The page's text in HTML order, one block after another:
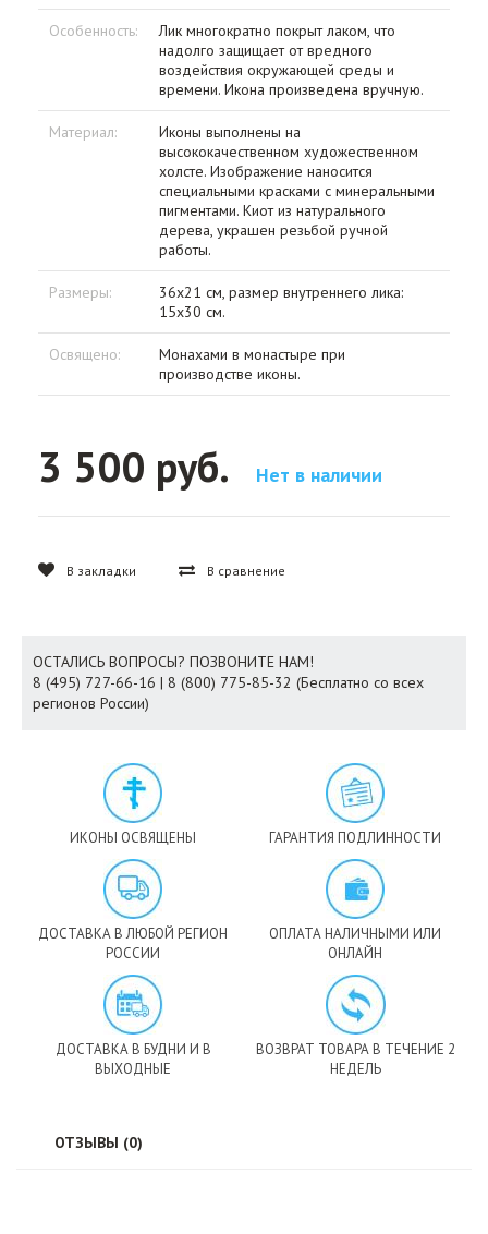
Особенность:
Лик многократно покрыт лаком, что
надолго защищает от вредного
воздействия окружающей среды и
времени. Икона произведена вручную.
Материал:
Иконы выполнены на
высококачественном художественном
холсте. Изображение наносится
специальными красками с минеральными
пигментами. Киот из натурального
дерева, украшен резьбой ручной
работы.
Размеры:
36х21 см, размер внутреннего лика:
15х30 см.
Освящено:
Монахами в монастыре при
производстве иконы.
3 500 руб. Нет в наличии
В закладки В сравнение
ОСТАЛИСЬ ВОПРОСЫ? ПОЗВОНИТЕ НАМ!
8 (495) 727-66-16 | 8 (800) 775-85-32 (Бесплатно со всех
регионов России)
ИКОНЫ ОСВЯЩЕНЫ ГАРАНТИЯ ПОДЛИННОСТИ
ДОСТАВКА В ЛЮБОЙ РЕГИОН
РОССИИ
ОПЛАТА НАЛИЧНЫМИ ИЛИ
ОНЛАЙН
ДОСТАВКА В БУДНИ И В
ВЫХОДНЫЕ
ВОЗВРАТ ТОВАРА В ТЕЧЕНИЕ 2
НЕДЕЛЬ
ОТЗЫВЫ (0)